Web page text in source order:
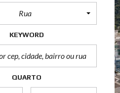
Rua
KEYWORD
QUARTO